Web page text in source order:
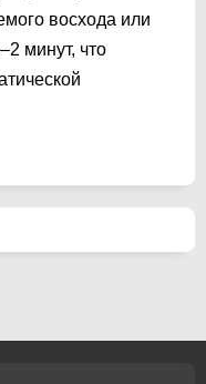
восхода или
минут, что